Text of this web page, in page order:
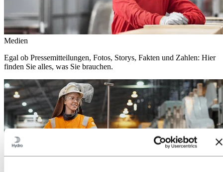
Medien
Egal ob Pressemitteilungen, Fotos, Storys, Fakten und Zahlen: Hier
finden Sie alles, was Sie brauchen.